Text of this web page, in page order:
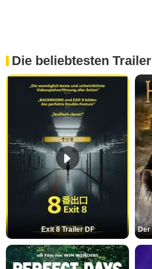
Die beliebtesten Trailer
Exit 8 Trailer DF